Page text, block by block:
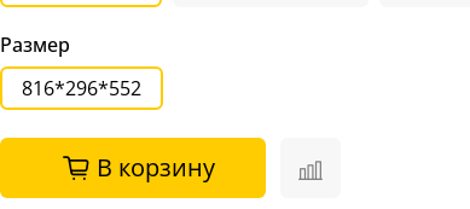
Размер
816*296*552
В корзину